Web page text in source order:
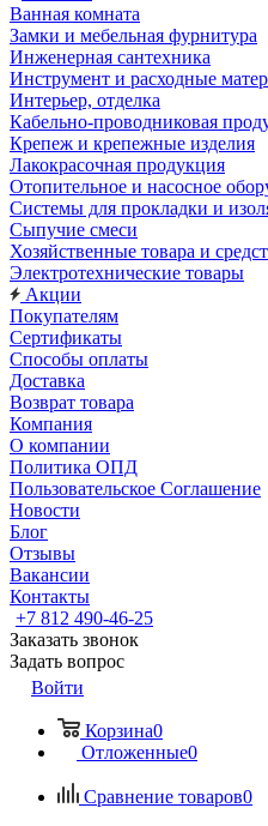
Ванная комната
Замки и мебельная фурнитура
Инженерная сантехника
Инструмент и расходные
Интерьер, отделка
Кабельно-проводниковая
Крепеж и крепежные изделия
Лакокрасочная продукция
Отопительное и насосное
Системы для прокладки и
Сыпучие смеси
Хозяйственные товара и
Электротехнические товары
Акции
Покупателям
Сертификаты
Способы оплаты
Доставка
Возврат товара
Компания
О компании
Политика ОПД
Пользовательское Соглашение
Новости
Блог
Отзывы
Вакансии
Контакты
+7 812 490-46-25
Заказать звонок
Задать вопрос
Войти
Корзина0
Отложенные0
Сравнение товаров0